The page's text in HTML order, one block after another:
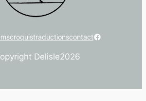
croquistraductionscontactFacebook
Delisle2026